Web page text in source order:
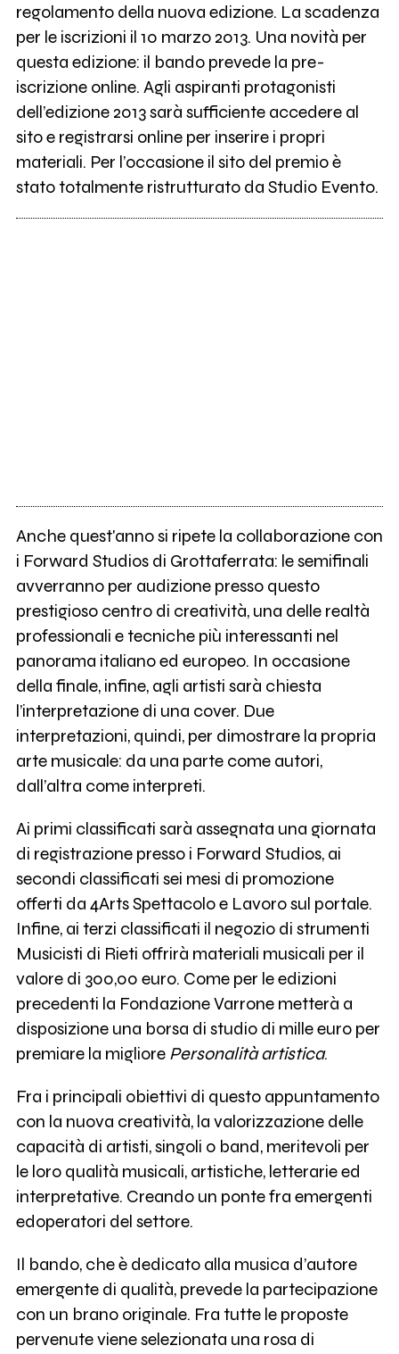
regolamento della nuova edizione. La scadenza
per le iscrizioni il 10 marzo 2013. Una novità per
questa edizione: il bando prevede la pre-
iscrizione online. Agli aspiranti protagonisti
dell’edizione 2013 sarà sufficiente accedere al
sito e registrarsi online per inserire i propri
materiali. Per l’occasione il sito del premio è
stato totalmente ristrutturato da Studio Evento.
Anche quest'anno si ripete la collaborazione con
i Forward Studios di Grottaferrata: le semifinali
avverranno per audizione presso questo
prestigioso centro di creatività, una delle realtà
professionali e tecniche più interessanti nel
panorama italiano ed europeo. In occasione
della finale, infine, agli artisti sarà chiesta
l’interpretazione di una cover. Due
interpretazioni, quindi, per dimostrare la propria
arte musicale: da una parte come autori,
dall’altra come interpreti.
Ai primi classificati sarà assegnata una giornata
di registrazione presso i Forward Studios, ai
secondi classificati sei mesi di promozione
offerti da 4Arts Spettacolo e Lavoro sul portale.
Infine, ai terzi classificati il negozio di strumenti
Musicisti di Rieti offrirà materiali musicali per il
valore di 300,00 euro. Come per le edizioni
precedenti la Fondazione Varrone metterà a
disposizione una borsa di studio di mille euro per
premiare la migliore Personalità artistica.
Fra i principali obiettivi di questo appuntamento
con la nuova creatività, la valorizzazione delle
capacità di artisti, singoli o band, meritevoli per
le loro qualità musicali, artistiche, letterarie ed
interpretative. Creando un ponte fra emergenti
edoperatori del settore.
Il bando, che è dedicato alla musica d’autore
emergente di qualità, prevede la partecipazione
con un brano originale. Fra tutte le proposte
pervenute viene selezionata una rosa di